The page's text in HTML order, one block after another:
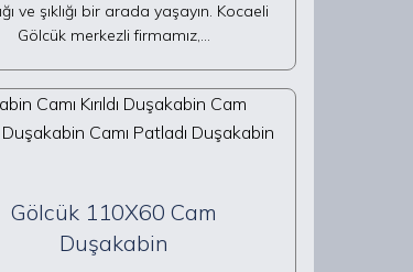
ve şıklığı bir arada yaşayın. Kocaeli
Gölcük merkezli firmamız,…
Gölcük 110X60 Cam
Duşakabin